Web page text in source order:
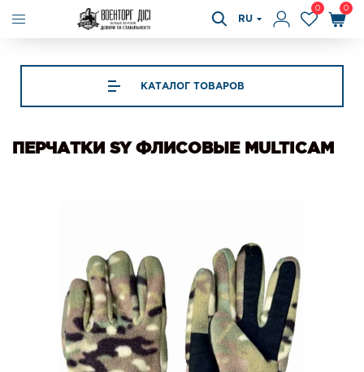
RU
0 0
КАТАЛОГ ТОВАРОВ
ПЕРЧАТКИ SY ФЛИСОВЫЕ MULTICAM